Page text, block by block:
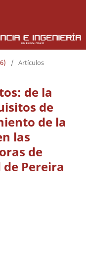
/ Artículos
de la
de
de la
las
de
Pereira